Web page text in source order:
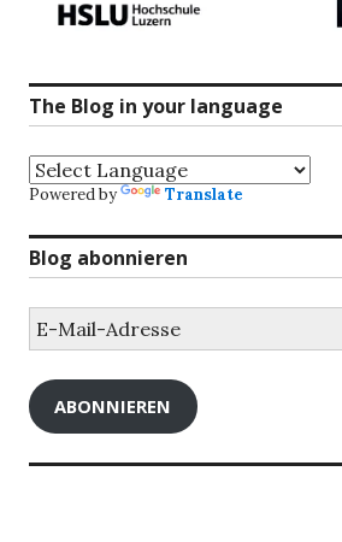
The Blog in your language
Powered by Translate
Blog abonnieren
Mail-
ABONNIEREN